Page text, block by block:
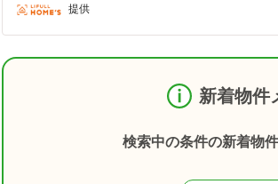
提供
新着物件
検索中の条件の新着物